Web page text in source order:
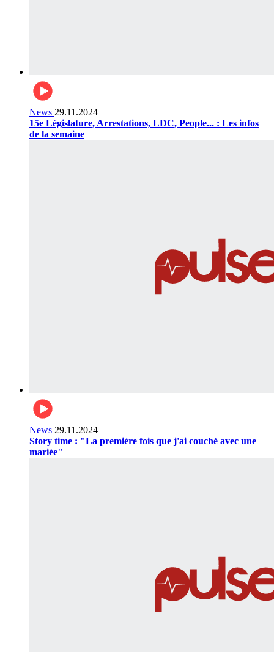
News 29.11.2024
15e Législature, Arrestations, LDC, People... : Les infos
de la semaine
News 29.11.2024
Story time : "La première fois que j'ai couché avec une
mariée"